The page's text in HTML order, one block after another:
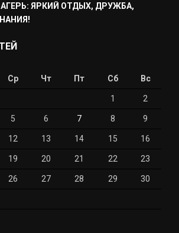
ЯРКИЙ ОТДЫХ, ДРУЖБА,
Ср Чт Пт Сб Вс
1 2
5 6 7 8 9
12 13 14 15 16
19 20 21 22 23
26 27 28 29 30